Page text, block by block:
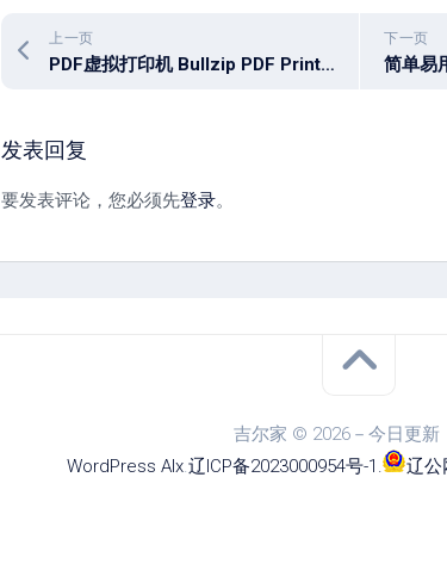
下一页
上一页
PDF虚拟打印机 Bullzip PDF Printer Expert 2025.2.0.2990
发表回复
要发表评论，您必须先登录。
吉尔家 © 2026－今日更新
WordPress Alx.辽ICP备2023000954号-1 . 辽公